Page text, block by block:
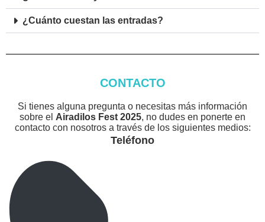
¿Cuánto cuestan las entradas?
CONTACTO
Si tienes alguna pregunta o necesitas más información
sobre el Airadilos Fest 2025, no dudes en ponerte en
contacto con nosotros a través de los siguientes medios:
Teléfono